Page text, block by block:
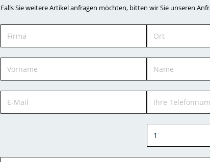
Falls Sie weitere Artikel anfragen möchten, bitten wir Sie unseren